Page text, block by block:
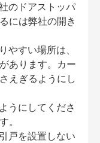
のドアストッパ
には弊社の開き
すい場所は、
あります。カー
えぎるようにし
うにしてくださ
。
戸を設置しない